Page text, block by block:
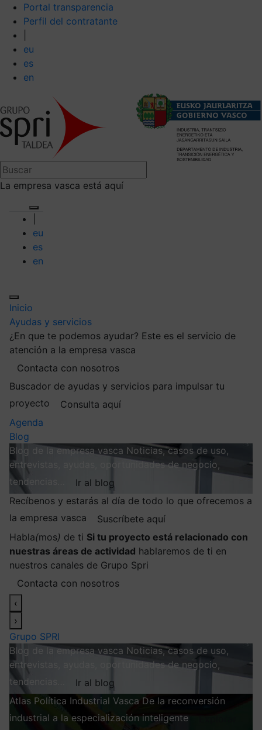
Portal transparencia
Perfil del contratante
eu
es
en
La empresa vasca está aquí
eu
es
en
Inicio
Ayudas y servicios
¿En que te podemos ayudar? Este es el servicio de
atención a la empresa vasca
Contacta con nosotros
Buscador de ayudas y servicios para impulsar tu
proyecto
Consulta aquí
Agenda
Blog
Blog de la empresa vasca Noticias, casos de uso,
entrevistas, ayudas, oportunidades de negocio,
tendencias…
Ir al blog
Recíbenos y estarás al día de todo lo que ofrecemos a
la empresa vasca
Suscríbete aquí
Habla(mos) de ti Si tu proyecto está relacionado con
nuestras áreas de actividad hablaremos de ti en
nuestros canales de Grupo Spri
Contacta con nosotros
‹
›
Grupo SPRI
Blog de la empresa vasca Noticias, casos de uso,
entrevistas, ayudas, oportunidades de negocio,
tendencias…
Ir al blog
Atlas Política Industrial Vasca De la reconversión
industrial a la especialización inteligente